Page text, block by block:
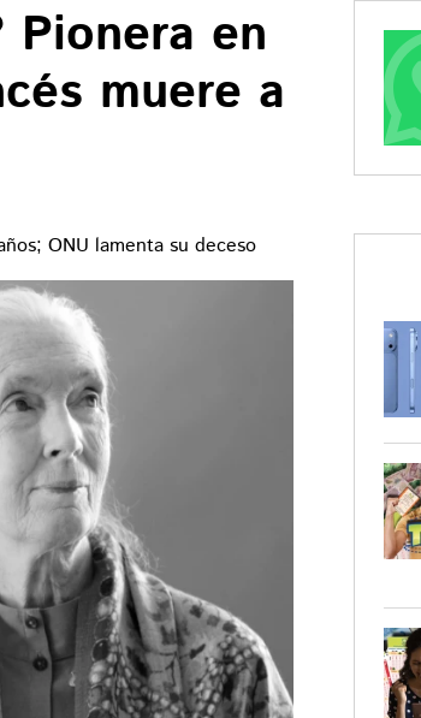
Pionera en
muere a
ONU lamenta su deceso